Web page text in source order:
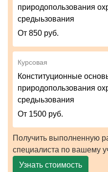
природопользования
средыьзования
От 850 руб.
Курсовая
Конституционные
природопользования
средыьзования
От 1500 руб.
Получить выполненную
специалиста по вашему
Узнать стоимость